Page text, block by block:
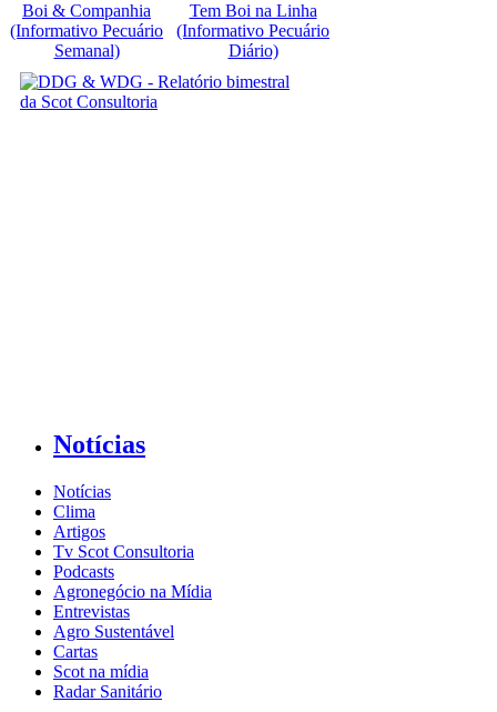
Boi & Companhia
(Informativo Pecuário
Semanal)
Tem Boi na Linha
(Informativo Pecuário
Diário)
Notícias
Notícias
Clima
Artigos
Tv Scot Consultoria
Podcasts
Agronegócio na Mídia
Entrevistas
Agro Sustentável
Cartas
Scot na mídia
Radar Sanitário